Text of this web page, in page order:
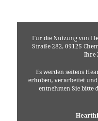
Für die Nutzung von
Straße 282, 09125
Ihre
Es werden seitens
erhoben, verarbeitet und
entnehmen Sie bitte